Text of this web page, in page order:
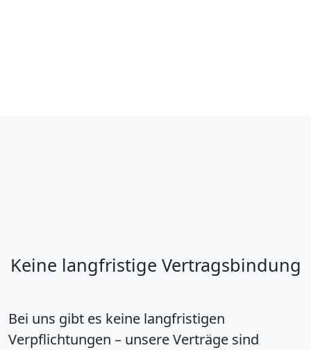
Keine langfristige Vertragsbindung
Bei uns gibt es keine langfristigen
Verpflichtungen – unsere Verträge sind